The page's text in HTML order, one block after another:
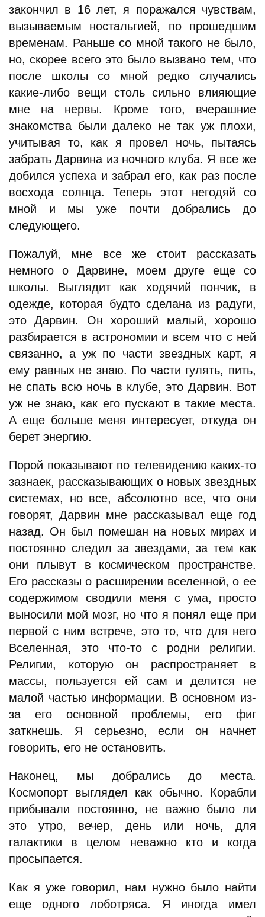
закончил в 16 лет, я поражался чувствам,
вызываемым ностальгией, по прошедшим
временам. Раньше со мной такого не было,
но, скорее всего это было вызвано тем, что
после школы со мной редко случались
какие-либо вещи столь сильно влияющие
мне на нервы. Кроме того, вчерашние
знакомства были далеко не так уж плохи,
учитывая то, как я провел ночь, пытаясь
забрать Дарвина из ночного клуба. Я все же
добился успеха и забрал его, как раз после
восхода солнца. Теперь этот негодяй со
мной и мы уже почти добрались до
следующего.
Пожалуй, мне все же стоит рассказать
немного о Дарвине, моем друге еще со
школы. Выглядит как ходячий пончик, в
одежде, которая будто сделана из радуги,
это Дарвин. Он хороший малый, хорошо
разбирается в астрономии и всем что с ней
связанно, а уж по части звездных карт, я
ему равных не знаю. По части гулять, пить,
не спать всю ночь в клубе, это Дарвин. Вот
уж не знаю, как его пускают в такие места.
А еще больше меня интересует, откуда он
берет энергию.
Порой показывают по телевидению каких-то
зазнаек, рассказывающих о новых звездных
системах, но все, абсолютно все, что они
говорят, Дарвин мне рассказывал еще год
назад. Он был помешан на новых мирах и
постоянно следил за звездами, за тем как
они плывут в космическом пространстве.
Его рассказы о расширении вселенной, о ее
содержимом сводили меня с ума, просто
выносили мой мозг, но что я понял еще при
первой с ним встрече, это то, что для него
Вселенная, это что-то с родни религии.
Религии, которую он распространяет в
массы, пользуется ей сам и делится не
малой частью информации. В основном из-
за его основной проблемы, его фиг
заткнешь. Я серьезно, если он начнет
говорить, его не остановить.
Наконец, мы добрались до места.
Космопорт выглядел как обычно. Корабли
прибывали постоянно, не важно было ли
это утро, вечер, день или ночь, для
галактики в целом неважно кто и когда
просыпается.
Как я уже говорил, нам нужно было найти
еще одного лоботряса. Я иногда имел